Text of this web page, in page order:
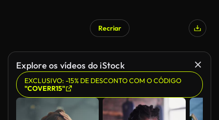
Recriar
Explore os vídeos do iStock
EXCLUSIVO: -15% DE DESCONTO COM O CÓDIGO
"COVERR15"